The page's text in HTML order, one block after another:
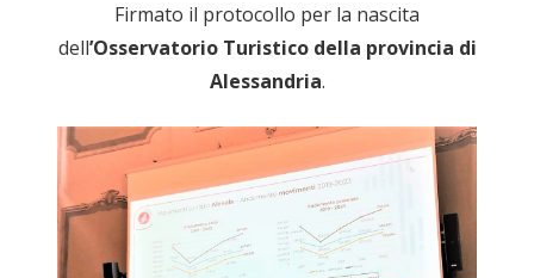
Firmato il protocollo per la nascita
dell’Osservatorio Turistico della provincia di
Alessandria.